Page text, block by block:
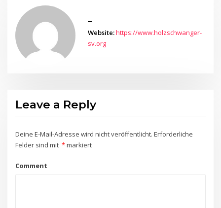
Website:https://www.holzschwanger-
sv.org
Leave a Reply
Deine E-Mail-Adresse wird nicht veröffentlicht. Erforderliche
Felder sind mit *markiert
Comment